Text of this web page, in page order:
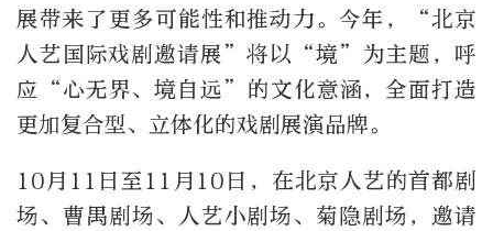
展带来了更多可能性和推动力。今年，“北京
人艺国际戏剧邀请展”将以“境”为主题，呼
应“心无界、境自远”的文化意涵，全面打造
更加复合型、立体化的戏剧展演品牌。
10月11日至11月10日，在北京人艺的首都剧
场、曹禺剧场、人艺小剧场、菊隐剧场，邀请